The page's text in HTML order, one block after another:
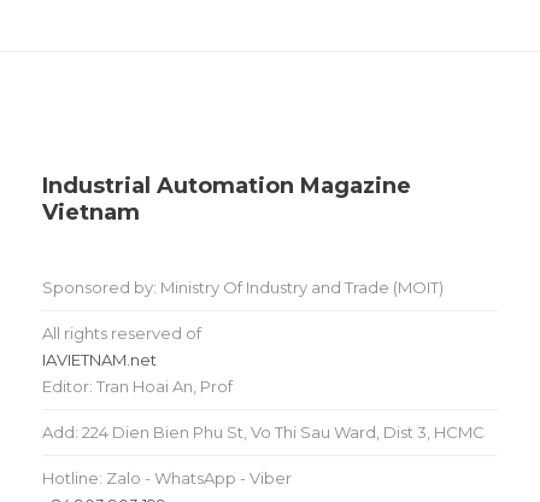
Industrial Automation Magazine
Vietnam
Sponsored by: Ministry Of Industry and Trade (MOIT)
All rights reserved of
IAVIETNAM.net
Editor: Tran Hoai An, Prof
Add: 224 Dien Bien Phu St, Vo Thi Sau Ward, Dist 3, HCMC
Hotline: Zalo - WhatsApp - Viber